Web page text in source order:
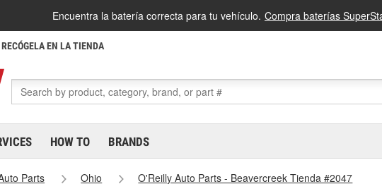
Encuentra la batería correcta para tu vehículo. Compra baterías
EN LA TIENDA
HOW TO BRANDS
Parts Ohio
O'Reilly Auto Parts - Beavercreek Tienda #2047